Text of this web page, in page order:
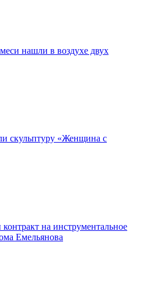
нашли в воздухе двух
скульптуру «Женщина с
на инструментальное
Емельянова